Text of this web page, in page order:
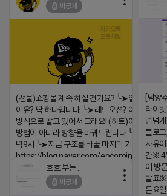
2026-
[남양
라이
년넘
블로
자유
간※ 4
이 방
발표※
든요
비공개
(선물)쇼핑몰 계속 하실 건가요? ╰➤열심히 해도
이유? 딱 하나입니다. ╰➤레드오션? 아니요! ╰➤
방식으로 팔고 있어서 그래요! (하트)이번엔 다
방법이 아니라 방향을 바꿔드립니다 ╰➤4월 21
녁9시 ╰➤지금 구조를 바꿀 마지막 기회
https://blog.naver.com/eocomim/
2026-04-18 17:15
비공개